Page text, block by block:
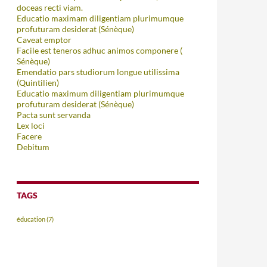
doceas recti viam.
Educatio maximam diligentiam plurimumque
profuturam desiderat (Sénèque)
Caveat emptor
Facile est teneros adhuc animos componere (
Sénèque)
Emendatio pars studiorum longue utilissima
(Quintilien)
Educatio maximum diligentiam plurimumque
profuturam desiderat (Sénèque)
Pacta sunt servanda
Lex loci
Facere
Debitum
TAGS
éducation(7)